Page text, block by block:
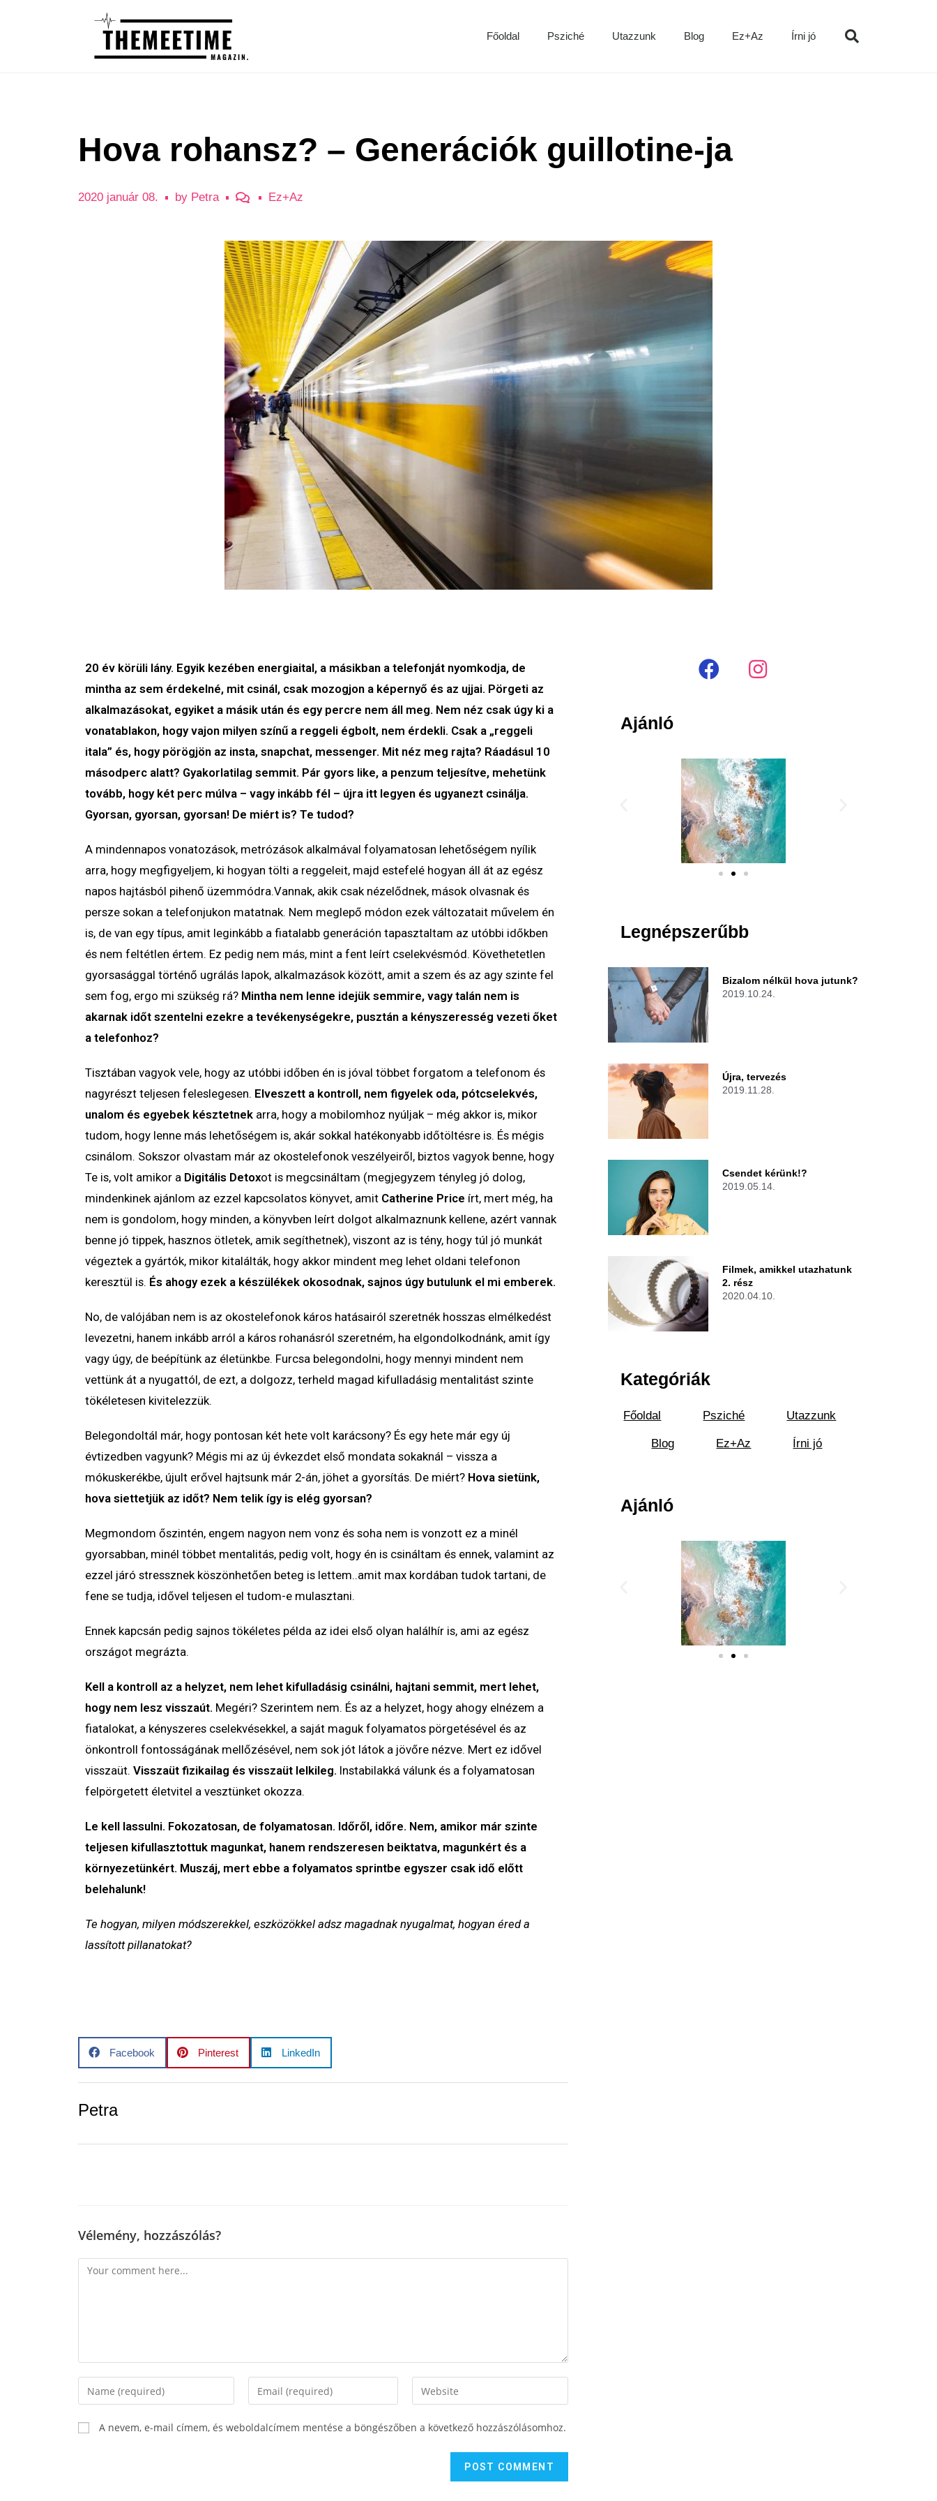
Főoldal Psziché Utazzunk Blog Ez+Az Írni jó
Hova rohansz? – Generációk guillotine-ja
2020 január 08. by Petra Ez+Az
20 év körüli lány. Egyik kezében energiaital, a másikban a telefonját nyomkodja, de
mintha az sem érdekelné, mit csinál, csak mozogjon a képernyő és az ujjai. Pörgeti az
alkalmazásokat, egyiket a másik után és egy percre nem áll meg. Nem néz csak úgy ki a
vonatablakon, hogy vajon milyen színű a reggeli égbolt, nem érdekli. Csak a „reggeli
itala” és, hogy pörögjön az insta, snapchat, messenger. Mit néz meg rajta? Ráadásul 10
másodperc alatt? Gyakorlatilag semmit. Pár gyors like, a penzum teljesítve, mehetünk
tovább, hogy két perc múlva – vagy inkább fél – újra itt legyen és ugyanezt csinálja.
Gyorsan, gyorsan, gyorsan! De miért is? Te tudod?
A mindennapos vonatozások, metrózások alkalmával folyamatosan lehetőségem nyílik
arra, hogy megfigyeljem, ki hogyan tölti a reggeleit, majd estefelé hogyan áll át az egész
napos hajtásból pihenő üzemmódra.Vannak, akik csak nézelődnek, mások olvasnak és
persze sokan a telefonjukon matatnak. Nem meglepő módon ezek változatait művelem én
is, de van egy típus, amit leginkább a fiatalabb generáción tapasztaltam az utóbbi időkben
és nem feltétlen értem. Ez pedig nem más, mint a fent leírt cselekvésmód. Követhetetlen
gyorsasággal történő ugrálás lapok, alkalmazások között, amit a szem és az agy szinte fel
sem fog, ergo mi szükség rá? Mintha nem lenne idejük semmire, vagy talán nem is
akarnak időt szentelni ezekre a tevékenységekre, pusztán a kényszeresség vezeti őket
a telefonhoz?
Tisztában vagyok vele, hogy az utóbbi időben én is jóval többet forgatom a telefonom és
nagyrészt teljesen feleslegesen. Elveszett a kontroll, nem figyelek oda, pótcselekvés,
unalom és egyebek késztetnek arra, hogy a mobilomhoz nyúljak – még akkor is, mikor
tudom, hogy lenne más lehetőségem is, akár sokkal hatékonyabb időtöltésre is. És mégis
csinálom. Sokszor olvastam már az okostelefonok veszélyeiről, biztos vagyok benne, hogy
Te is, volt amikor a Digitális Detoxot is megcsináltam (megjegyzem tényleg jó dolog,
mindenkinek ajánlom az ezzel kapcsolatos könyvet, amit Catherine Price írt, mert még, ha
nem is gondolom, hogy minden, a könyvben leírt dolgot alkalmaznunk kellene, azért vannak
benne jó tippek, hasznos ötletek, amik segíthetnek), viszont az is tény, hogy túl jó munkát
végeztek a gyártók, mikor kitalálták, hogy akkor mindent meg lehet oldani telefonon
keresztül is. És ahogy ezek a készülékek okosodnak, sajnos úgy butulunk el mi emberek.
No, de valójában nem is az okostelefonok káros hatásairól szeretnék hosszas elmélkedést
levezetni, hanem inkább arról a káros rohanásról szeretném, ha elgondolkodnánk, amit így
vagy úgy, de beépítünk az életünkbe. Furcsa belegondolni, hogy mennyi mindent nem
vettünk át a nyugattól, de ezt, a dolgozz, terheld magad kifulladásig mentalitást szinte
tökéletesen kivitelezzük.
Belegondoltál már, hogy pontosan két hete volt karácsony? És egy hete már egy új
évtizedben vagyunk? Mégis mi az új évkezdet első mondata sokaknál – vissza a
mókuskerékbe, újult erővel hajtsunk már 2-án, jöhet a gyorsítás. De miért? Hova sietünk,
hova siettetjük az időt? Nem telik így is elég gyorsan?
Megmondom őszintén, engem nagyon nem vonz és soha nem is vonzott ez a minél
gyorsabban, minél többet mentalitás, pedig volt, hogy én is csináltam és ennek, valamint az
ezzel járó stressznek köszönhetően beteg is lettem..amit max kordában tudok tartani, de
fene se tudja, idővel teljesen el tudom-e mulasztani.
Ennek kapcsán pedig sajnos tökéletes példa az idei első olyan halálhír is, ami az egész
országot megrázta.
Kell a kontroll az a helyzet, nem lehet kifulladásig csinálni, hajtani semmit, mert lehet,
hogy nem lesz visszaút. Megéri? Szerintem nem. És az a helyzet, hogy ahogy elnézem a
fiatalokat, a kényszeres cselekvésekkel, a saját maguk folyamatos pörgetésével és az
önkontroll fontosságának mellőzésével, nem sok jót látok a jövőre nézve. Mert ez idővel
visszaüt. Visszaüt fizikailag és visszaüt lelkileg. Instabilakká válunk és a folyamatosan
felpörgetett életvitel a vesztünket okozza.
Le kell lassulni. Fokozatosan, de folyamatosan. Időről, időre. Nem, amikor már szinte
teljesen kifullasztottuk magunkat, hanem rendszeresen beiktatva, magunkért és a
környezetünkért. Muszáj, mert ebbe a folyamatos sprintbe egyszer csak idő előtt
belehalunk!
Te hogyan, milyen módszerekkel, eszközökkel adsz magadnak nyugalmat, hogyan éred a
lassított pillanatokat?
Facebook Pinterest LinkedIn
Petra
Vélemény, hozzászólás?
A nevem, e-mail címem, és weboldalcímem mentése a böngészőben a következő hozzászólásomhoz.
Ajánló
Legnépszerűbb
Bizalom nélkül hova jutunk?
2019.10.24.
Újra, tervezés
2019.11.28.
Csendet kérünk!?
2019.05.14.
Filmek, amikkel utazhatunk
2. rész
2020.04.10.
Kategóriák
Főoldal Psziché Utazzunk
Blog Ez+Az Írni jó
Ajánló